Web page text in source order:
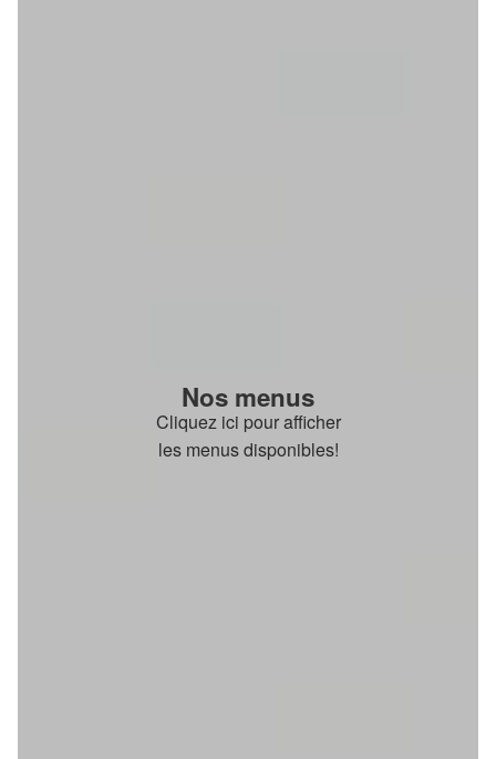
Nos menus
Cliquez ici pour afficher
les menus disponibles!